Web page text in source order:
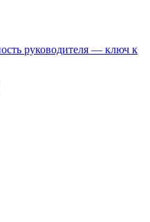
руководителя — ключ к